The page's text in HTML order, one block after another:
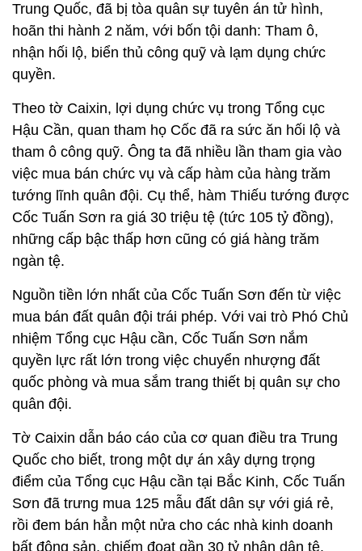
Trung Quốc, đã bị tòa quân sự tuyên án tử hình,
hoãn thi hành 2 năm, với bốn tội danh: Tham ô,
nhận hối lộ, biển thủ công quỹ và lạm dụng chức
quyền.
Theo tờ Caixin, lợi dụng chức vụ trong Tổng cục
Hậu Cần, quan tham họ Cốc đã ra sức ăn hối lộ và
tham ô công quỹ. Ông ta đã nhiều lần tham gia vào
việc mua bán chức vụ và cấp hàm của hàng trăm
tướng lĩnh quân đội. Cụ thể, hàm Thiếu tướng được
Cốc Tuấn Sơn ra giá 30 triệu tệ (tức 105 tỷ đồng),
những cấp bậc thấp hơn cũng có giá hàng trăm
ngàn tệ.
Nguồn tiền lớn nhất của Cốc Tuấn Sơn đến từ việc
mua bán đất quân đội trái phép. Với vai trò Phó Chủ
nhiệm Tổng cục Hậu cần, Cốc Tuấn Sơn nắm
quyền lực rất lớn trong việc chuyển nhượng đất
quốc phòng và mua sắm trang thiết bị quân sự cho
quân đội.
Tờ Caixin dẫn báo cáo của cơ quan điều tra Trung
Quốc cho biết, trong một dự án xây dựng trọng
điểm của Tổng cục Hậu cần tại Bắc Kinh, Cốc Tuấn
Sơn đã trưng mua 125 mẫu đất dân sự với giá rẻ,
rồi đem bán hẳn một nửa cho các nhà kinh doanh
bất động sản, chiếm đoạt gần 30 tỷ nhân dân tệ.